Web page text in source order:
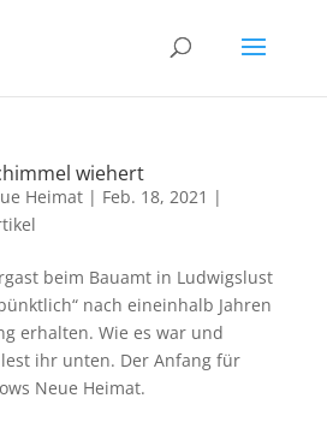
wiehert
Heimat| Feb. 18, 2021 |
beim Bauamt in Ludwigslust
nach eineinhalb Jahren
erhalten. Wie es war und
ihr unten. Der Anfang für
Neue Heimat.